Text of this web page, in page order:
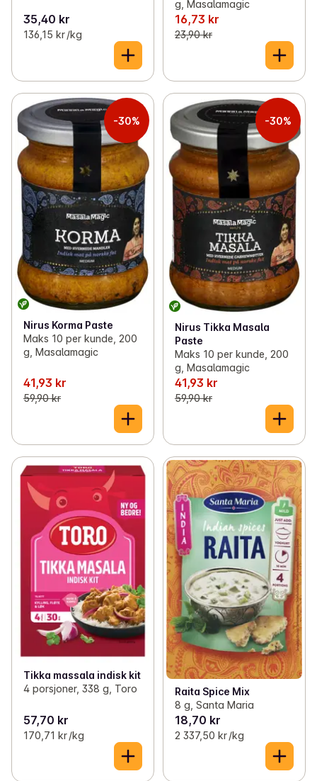
35,40 kr
136,15 kr /kg
g, Masalamagic
16,73 kr
23,90 kr
-30%
Nirus Korma Paste
Maks 10 per kunde, 200
g, Masalamagic
41,93 kr
59,90 kr
-30%
Nirus Tikka Masala
Paste
Maks 10 per kunde, 200
g, Masalamagic
41,93 kr
59,90 kr
Tikka massala indisk kit
4 porsjoner, 338 g, Toro
57,70 kr
170,71 kr /kg
Raita Spice Mix
8 g, Santa Maria
18,70 kr
2 337,50 kr /kg